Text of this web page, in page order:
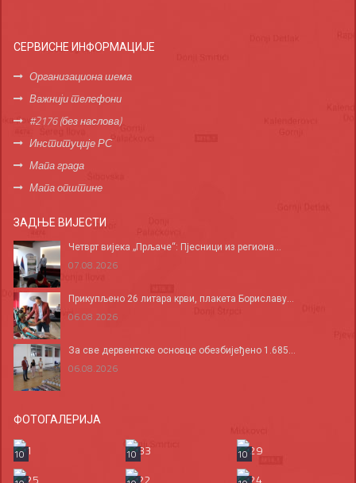
СЕРВИСНЕ ИНФОРМАЦИЈЕ
Организациона шема
Важнији телефони
#2176 (без наслова)
Институције РС
Мапа града
Мапа општине
ЗАДЊЕ ВИЈЕСТИ
Четврт вијека „Прљаче“: Пјесници из региона...
07.08.2026
Прикупљено 26 литара крви, плакета Бориславу...
06.08.2026
За све дервентске основце обезбијеђено 1.685...
06.08.2026
ФОТОГАЛЕРИЈА
10 10
10